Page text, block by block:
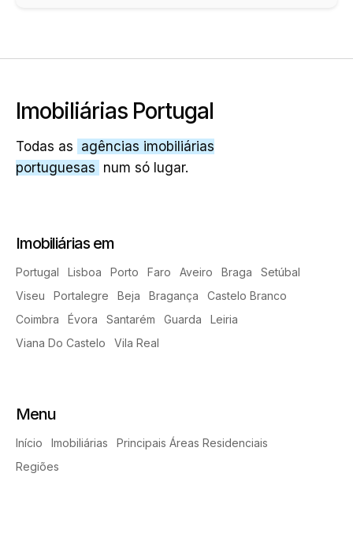
Imobiliárias Portugal
Todas as agências imobiliárias
portuguesas num só lugar.
Imobiliárias em
Portugal Lisboa Porto Faro Aveiro Braga
Setúbal
Viseu
Portalegre Beja Bragança
Castelo Branco
Coimbra
Évora Santarém Guarda
Leiria
Viana Do Castelo
Vila Real
Menu
Início Imobiliárias
Principais Áreas Residenciais
Regiões